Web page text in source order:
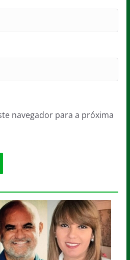
navegador para a próxima